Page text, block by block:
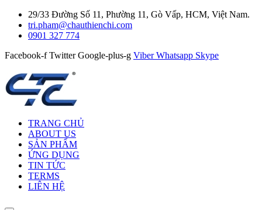
29/33 Đường Số 11, Phường 11, Gò Vấp, HCM, Việt Nam.
tri.pham@chauthienchi.com
0901 327 774
Facebook-f Twitter Google-plus-g Viber Whatsapp Skype
TRANG CHỦ
ABOUT US
SẢN PHẨM
ỨNG DỤNG
TIN TỨC
TERMS
LIÊN HỆ